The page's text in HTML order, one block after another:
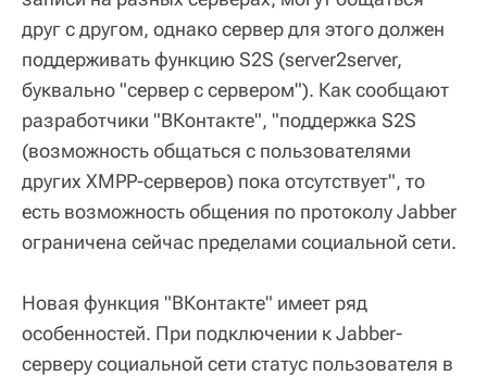
друг с другом, однако сервер для этого должен
поддерживать функцию S2S (server2server,
буквально "сервер с сервером"). Как сообщают
разработчики "ВКонтакте", "поддержка S2S
(возможность общаться с пользователями
других XMPP-серверов) пока отсутствует", то
есть возможность общения по протоколу Jabber
ограничена сейчас пределами социальной сети.
Новая функция "ВКонтакте" имеет ряд
особенностей. При подключении к Jabber-
серверу социальной сети статус пользователя в